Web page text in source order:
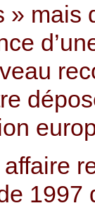
» mais
1997